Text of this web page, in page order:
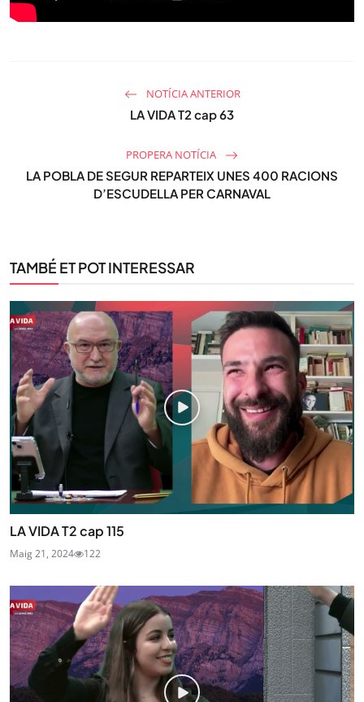
NOTÍCIA ANTERIOR
LA VIDA T2 cap 63
PROPERA NOTÍCIA
LA POBLA DE SEGUR REPARTEIX UNES 400 RACIONS
D’ESCUDELLA PER CARNAVAL
TAMBÉ ET POT INTERESSAR
LA VIDA T2 cap 115
Maig 21, 2024 122